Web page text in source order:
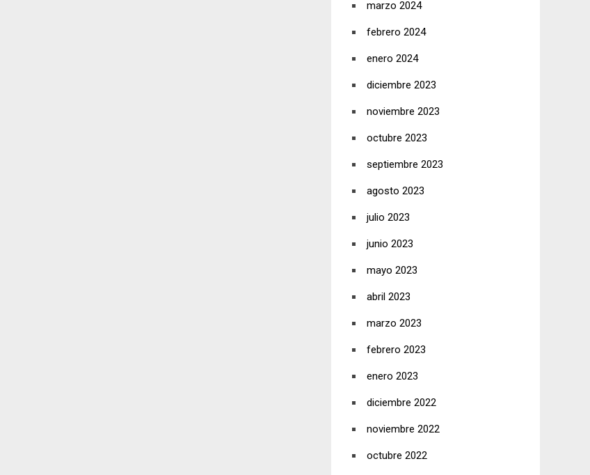
marzo 2024
febrero 2024
enero 2024
diciembre 2023
noviembre 2023
octubre 2023
septiembre 2023
agosto 2023
julio 2023
junio 2023
mayo 2023
abril 2023
marzo 2023
febrero 2023
enero 2023
diciembre 2022
noviembre 2022
octubre 2022